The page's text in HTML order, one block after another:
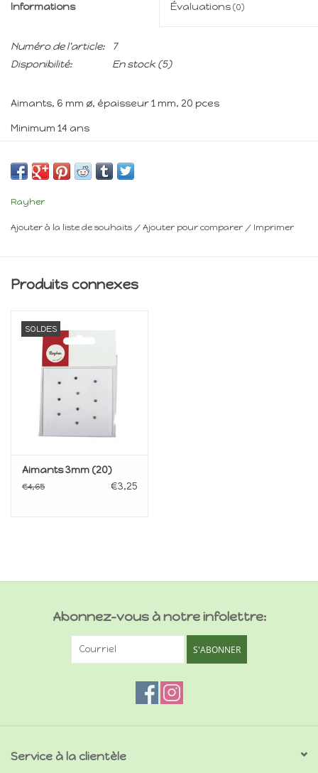
Informations Évaluations (0)
Numéro de l'article:
7
Disponibilité:
En stock (5)
Aimants, 6 mm ø, épaisseur 1 mm, 20 pces
Minimum 14 ans
Rayher
Ajouter à la liste de souhaits / Ajouter pour comparer / Imprimer
Produits connexes
SOLDES
Aimants 3mm (20)
€4,65 €3,25
Abonnez-vous à notre infolettre:
S'ABONNER
Service à la clientèle